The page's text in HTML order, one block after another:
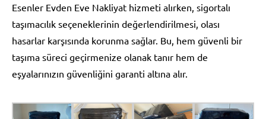
Esenler Evden Eve Nakliyat hizmeti alırken, sigortalı
taşımacılık seçeneklerinin değerlendirilmesi, olası
hasarlar karşısında korunma sağlar. Bu, hem güvenli bir
taşıma süreci geçirmenize olanak tanır hem de
eşyalarınızın güvenliğini garanti altına alır.